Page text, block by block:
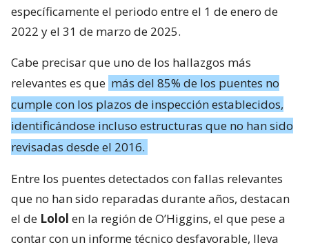
específicamente el periodo entre el 1 de enero de
2022 y el 31 de marzo de 2025.
Cabe precisar que uno de los hallazgos más
relevantes es que más del 85% de los puentes no
cumple con los plazos de inspección establecidos,
identificándose incluso estructuras que no han sido
revisadas desde el 2016.
Entre los puentes detectados con fallas relevantes
que no han sido reparadas durante años, destacan
el de Lolol en la región de O’Higgins, el que pese a
contar con un informe técnico desfavorable, lleva